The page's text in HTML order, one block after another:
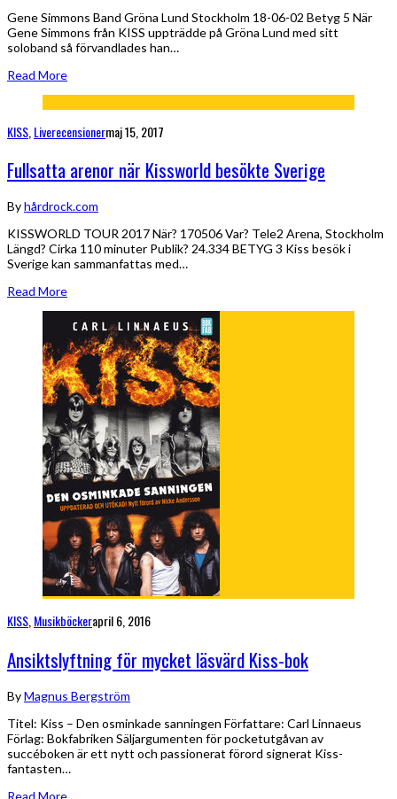
Gene Simmons Band Gröna Lund Stockholm 18-06-02 Betyg 5 När
Gene Simmons från KISS uppträdde på Gröna Lund med sitt
soloband så förvandlades han…
Read More
KISS Liverecensionermaj 15, 2017
Fullsatta arenor när Kissworld besökte Sverige
Byhårdrock.com
KISSWORLD TOUR 2017 När? 170506 Var? Tele2 Arena, Stockholm
Längd? Cirka 110 minuter Publik? 24.334 BETYG 3 Kiss besök i
Sverige kan sammanfattas med…
Read More
KISS,Musikböckerapril 6, 2016
Ansiktslyftning för mycket läsvärd Kiss-bok
ByMagnus Bergström
Titel: Kiss – Den osminkade sanningen Författare: Carl Linnaeus
Förlag: Bokfabriken Säljargumenten för pocketutgåvan av
succéboken är ett nytt och passionerat förord signerat Kiss-
fantasten…